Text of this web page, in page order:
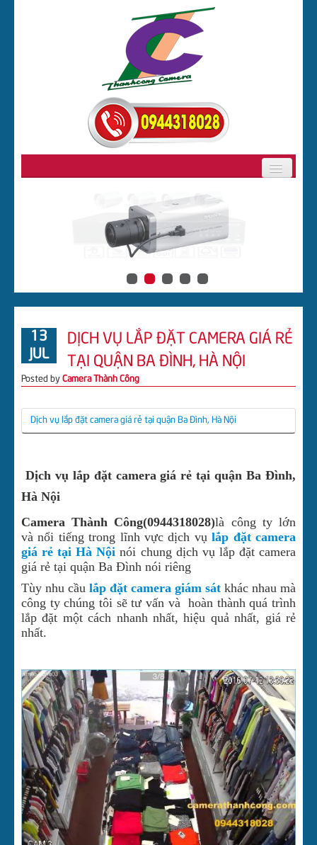
CHUÔNG CỬA CÓ HÌNH
TIN TỨC
LIÊN HỆ CÔNG TY
13
JUL
DỊCH VỤ LẮP ĐẶT CAMERA GIÁ RẺ
TẠI QUẬN BA ĐÌNH, HÀ NỘI
Posted by Camera Thành Công
Dịch vụ lắp đặt camera giá rẻ tại quận Ba Đình, Hà Nội
Dịch vụ lắp đặt camera giá rẻ tại quận Ba Đình,
Hà Nội
Camera Thành Công(0944318028)là công ty lớn
và nổi tiếng trong lĩnh vực dịch vụlắp đặt camera
giá rẻ tại Hà Nội nói chung dịch vụ lắp đặt camera
giá rẻ tại quận Ba Đình nói riêng
Tùy nhu cầu lắp đặt camera giám sát khác nhau mà
công ty chúng tôi sẽ tư vấn và hoàn thành quá trình
lắp đặt một cách nhanh nhất, hiệu quả nhất, giá rẻ
nhất.